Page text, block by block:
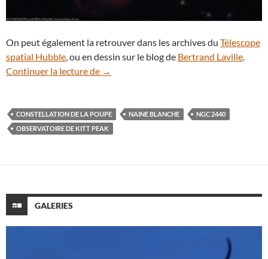
On peut également la retrouver dans les archives du Télescope
spatial Hubble , ou en dessin sur le blog de Bertrand Laville
Continuer la lecture de
Fournaise au cœur de la nébuleuse
→
CONSTELLATION DE LA POUPE NAINE BLANCHE
NGC 2440
OBSERVATOIRE DE KITT PEAK
GALERIES